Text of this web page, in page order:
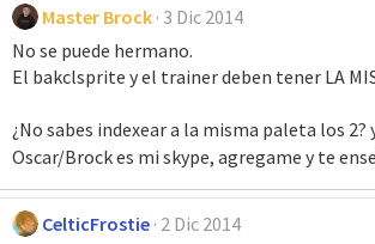
Master Brock 3 Dic 2014
No se puede hermano.
El bakclsprite y el trainer deben tener LA
¿No sabes indexear a la misma paleta los 2?
Oscar/Brock es mi skype, agregame y te
CelticFrostie 2 Dic 2014